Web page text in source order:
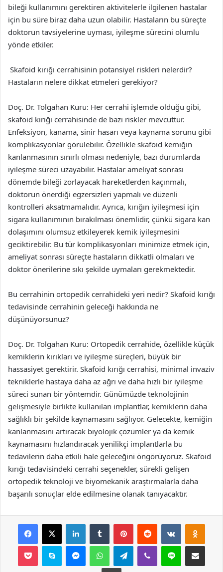
bileği kullanımını gerektiren aktivitelerle ilgilenen hastalar
için bu süre biraz daha uzun olabilir. Hastaların bu süreçte
doktorun tavsiyelerine uyması, iyileşme sürecini olumlu
yönde etkiler.
Skafoid kırığı cerrahisinin potansiyel riskleri nelerdir?
Hastaların nelere dikkat etmeleri gerekiyor?
Doç. Dr. Tolgahan Kuru: Her cerrahi işlemde olduğu gibi,
skafoid kırığı cerrahisinde de bazı riskler mevcuttur.
Enfeksiyon, kanama, sinir hasarı veya kaynama sorunu gibi
komplikasyonlar görülebilir. Özellikle skafoid kemiğin
kanlanmasının sınırlı olması nedeniyle, bazı durumlarda
iyileşme süreci uzayabilir. Hastalar ameliyat sonrası
dönemde bileği zorlayacak hareketlerden kaçınmalı,
doktorun önerdiği egzersizleri yapmalı ve düzenli
kontrolleri aksatmamalıdır. Ayrıca, kırığın iyileşmesi için
sigara kullanımının bırakılması önemlidir, çünkü sigara kan
dolaşımını olumsuz etkileyerek kemik iyileşmesini
geciktirebilir. Bu tür komplikasyonları minimize etmek için,
ameliyat sonrası süreçte hastaların dikkatli olmaları ve
doktor önerilerine sıkı şekilde uymaları gerekmektedir.
Bu cerrahinin ortopedik cerrahideki yeri nedir? Skafoid kırığı
tedavisinde cerrahinin geleceği hakkında ne
düşünüyorsunuz?
Doç. Dr. Tolgahan Kuru: Ortopedik cerrahide, özellikle küçük
kemiklerin kırıkları ve iyileşme süreçleri, büyük bir
hassasiyet gerektirir. Skafoid kırığı cerrahisi, minimal invaziv
tekniklerle hastaya daha az ağrı ve daha hızlı bir iyileşme
süreci sunan bir yöntemdir. Günümüzde teknolojinin
gelişmesiyle birlikte kullanılan implantlar, kemiklerin daha
sağlıklı bir şekilde kaynamasını sağlıyor. Gelecekte, kemiğin
kanlanmasını artıracak biyolojik çözümler ya da kemik
kaynamasını hızlandıracak yenilikçi implantlarla bu
tedavilerin daha etkili hale geleceğini öngörüyoruz. Skafoid
kırığı tedavisindeki cerrahi seçenekler, sürekli gelişen
ortopedik teknoloji ve biyomekanik araştırmalarla daha
başarılı sonuçlar elde edilmesine olanak tanıyacaktır.
Facebook
X LinkedInTumblr PinterestReddit VKontakte
Pocket Skype MessengerWhatsAppTelegramViber Line E-Posta ile
Yazdır